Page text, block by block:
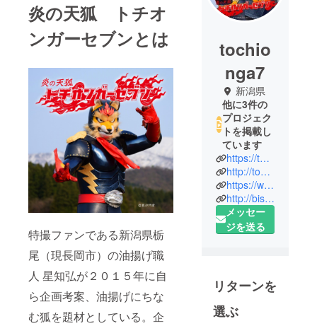
炎の天狐 トチオ
ンガーセブンとは
特撮ファンである新潟県栃
尾（現長岡市）の油揚げ職
人 星知弘が２０１５年に自
ら企画考案、油揚げにちな
む狐を題材としている。企
tochio
nga7
新潟県
他に3件の
プロジェク
トを掲載し
ています
https://twitter.com/tochionger
http://tochiongar-7.com
https://www.youtube.com/channel/UCXVVyfOlZjRFjlTeDnIlx8g/featured
http://bishamondo-honpo.com
メッセー
ジを送る
リターンを
選ぶ